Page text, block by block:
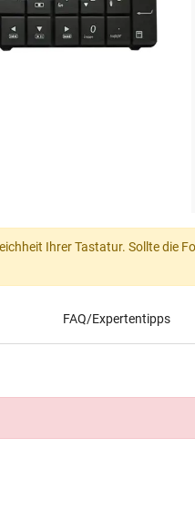
Ihrer Tastatur. Sollte die
FAQ/Expertentipps